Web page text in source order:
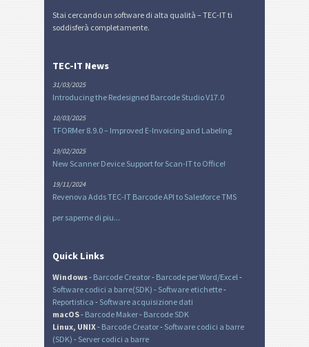
Stai cercando un software di alta qualità – TEC-IT ti
soddisferà completamente.
TEC-IT News
31/03/2025
Introducing the Redesigned Barcode Studio V17.0
10/03/2025
TFORMer 8.9.0 – Improved E-Invoicing and Labeling
19/02/2025
New Scanner Device Support for Scan-IT to Office!
19/11/2024
Revenova Adds TEC-IT Barcode API to Salesforce TMS
per saperne di piu...
Quick Links
Windows- Barcode Creator- Barcode per Word/Excel -
Software codici a barre(SDK) - Software etichette-
Reportistica - Software acquisizione dati
macOS- Barcode Maker- Barcode SDK
Linux, UNIX- Barcode Creator- Software codici a barre
(SDK) - Server codici a barre